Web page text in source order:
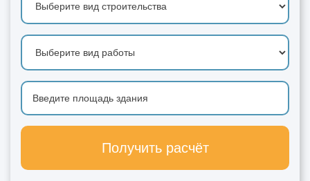
Получить расчёт